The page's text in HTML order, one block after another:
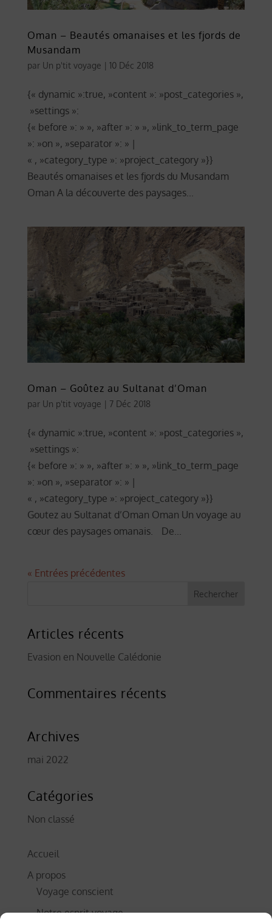
Oman – Beautés omanaises et les fjords de
Musandam
par Un p'tit voyage | 10 Déc 2018
{« dynamic »:true, »content »: »post_categories »,
»settings »:
{« before »: » », »after »: » », »link_to_term_page
»: »on », »separator »: » |
« , »category_type »: »project_category »}}
Beautés omanaises et les fjords du Musandam
Oman A la découverte des paysages...
Oman – Goûtez au Sultanat d’Oman
par Un p'tit voyage | 7 Déc 2018
{« dynamic »:true, »content »: »post_categories »,
»settings »:
{« before »: » », »after »: » », »link_to_term_page
»: »on », »separator »: » |
« , »category_type »: »project_category »}}
Goutez au Sultanat d’Oman Oman Un voyage au
cœur des paysages omanais. De...
« Entrées précédentes
Articles récents
Evasion en Nouvelle Calédonie
Commentaires récents
Archives
mai 2022
Catégories
Non classé
Accueil
A propos
Voyage conscient
Notre esprit voyage